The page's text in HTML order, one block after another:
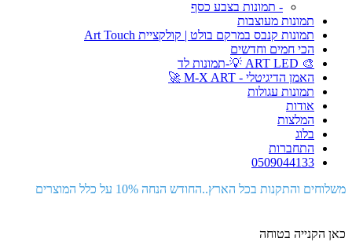
- תמונות בצבע כסף
תמונות מעוצבות
תמונות קנבס במרקם בולט | קולקציית Art Touch
הכי חמים וחדשים
🎨 ART LED 💡-תמונות לד
האמן הדיגיטלי - M-X ART 🚀
תמונות עגולות
אודות
המלצות
בלוג
התחברות
0509044133
משלוחים והתקנות בכל הארץ..החודש הנחה 10% על כלל המוצרים
כאן הקנייה בטוחה